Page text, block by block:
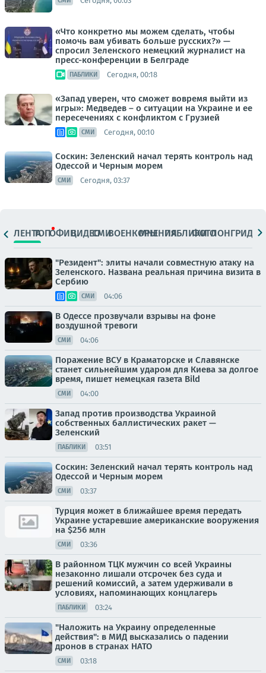
«Что конкретно мы можем сделать, чтобы
помочь вам убивать больше русских?» —
спросил Зеленского немецкий журналист на
пресс-конференции в Белграде
ПАБЛИКИ Сегодня, 00:18
«Запад уверен, что сможет вовремя выйти из
игры»: Медведев – о ситуации на Украине и ее
пересечениях с конфликтом с Грузией
СМИ Сегодня, 00:10
Соскин: Зеленский начал терять контроль над
Одессой и Черным морем
СМИ Сегодня, 03:37
ЛЕНТАТОПОФИЦ.ВИДЕОСМИВОЕНКОРЫМНЕНИЯПАБЛИКИ
ФОТОЛОНГРИДЫ
"Резидент": элиты начали совместную атаку на
Зеленского. Названа реальная причина визита в
Сербию
СМИ 04:06
В Одессе прозвучали взрывы на фоне
воздушной тревоги
СМИ 04:06
Поражение ВСУ в Краматорске и Славянске
станет сильнейшим ударом для Киева за долгое
время, пишет немецкая газета Bild
СМИ 04:00
Запад против производства Украиной
собственных баллистических ракет —
Зеленский
ПАБЛИКИ 03:51
Соскин: Зеленский начал терять контроль над
Одессой и Черным морем
СМИ 03:37
Турция может в ближайшее время передать
Украине устаревшие американские вооружения
на $256 млн
СМИ 03:36
В районном ТЦК мужчин со всей Украины
незаконно лишали отсрочек без суда и
решений комиссий, а затем удерживали в
условиях, напоминающих концлагерь
ПАБЛИКИ 03:24
"Наложить на Украину определенные
действия": в МИД высказались о падении
дронов в странах НАТО
СМИ 03:18